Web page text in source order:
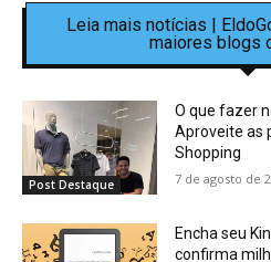
Leia mais notícias |
maiores blogs
Post Destaque
O que fazer
Aproveite as
Shopping
7 de agosto de
Encha seu
confirma